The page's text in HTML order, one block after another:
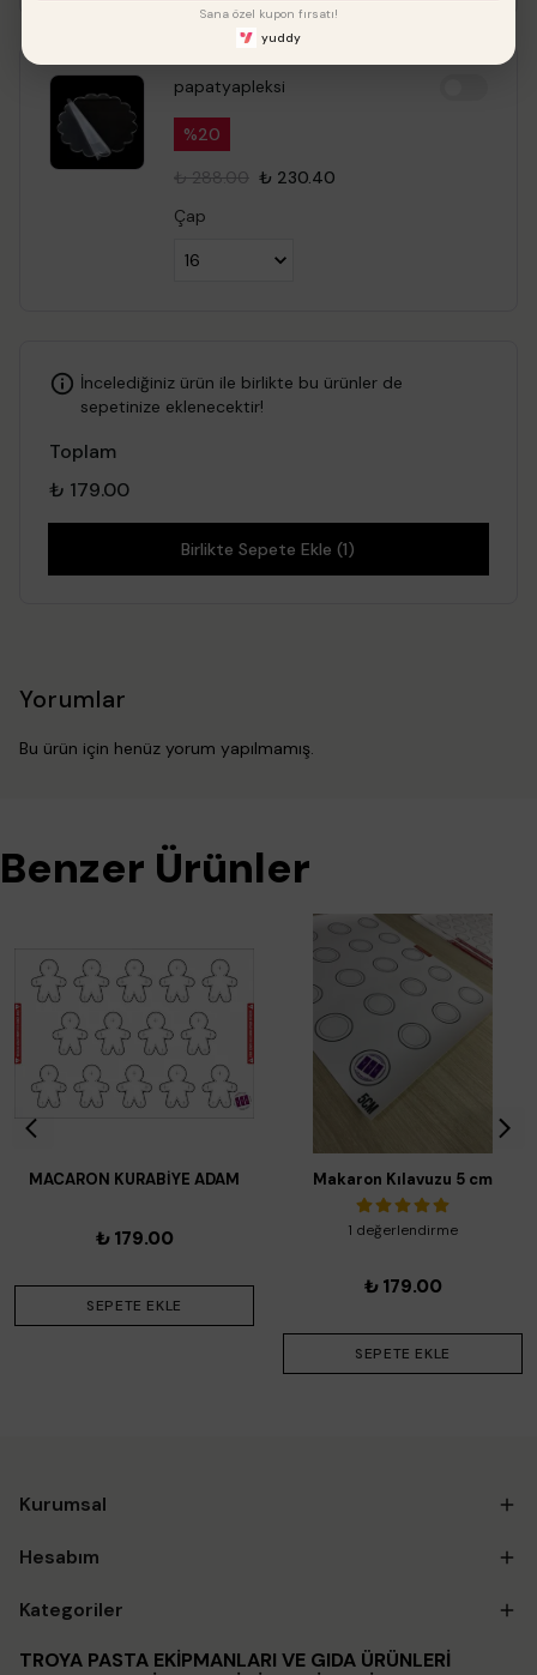
papatyapleksi
%20
₺ 288.00 ₺ 230.40
Çap
İncelediğiniz ürün ile birlikte bu ürünler de
sepetinize eklenecektir!
Toplam
₺ 179.00
Birlikte Sepete Ekle (1)
Yorumlar
Bu ürün için henüz yorum yapılmamış.
Benzer Ürünler
MACARON KURABİYE ADAM
₺ 179.00
SEPETE EKLE
Makaron Kılavuzu 5 cm
1 değerlendirme
₺ 179.00
SEPETE EKLE
Kurumsal
Hesabım
Kategoriler
TROYA PASTA EKİPMANLARI VE GIDA ÜRÜNLERİ
Sana özel kupon fırsatı!
yuddy